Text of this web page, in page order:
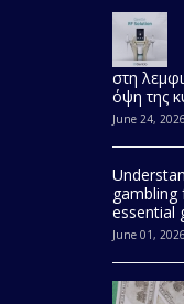
στη
όψη της
June 24, 2026
gambling
essential
June 01, 2026